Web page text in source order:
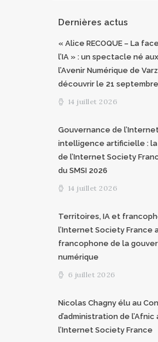
Dernières actus
« Alice RECOQUE – La
l’IA » : un spectacle né
l’Avenir Numérique de
découvrir le 21 septembre
14 juillet 2026
Gouvernance de
intelligence artificielle :
de l’Internet Society
du SMSI 2026
14 juillet 2026
Territoires, IA et
l’Internet Society France
francophone de la
numérique
6 juillet 2026
Nicolas Chagny élu au
d’administration de l’Afnic
l’Internet Society France